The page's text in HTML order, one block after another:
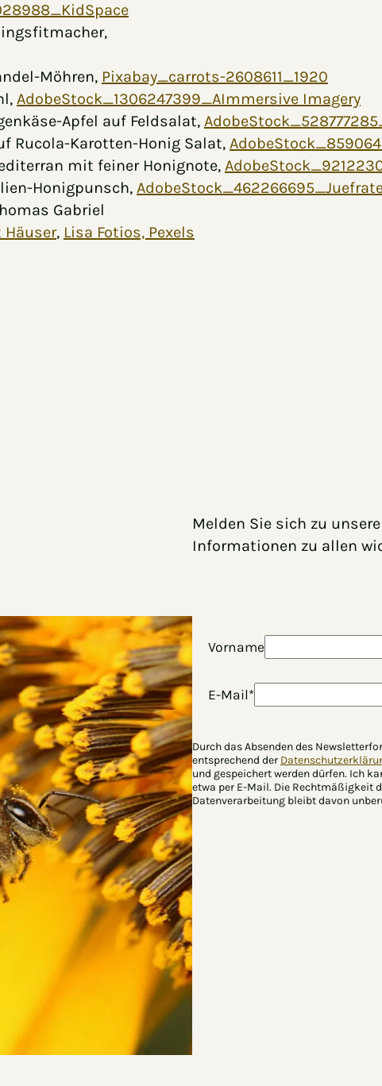
Möhren, Pixabay_carrots-2608611_1920
AdobeStock_1306247399_AImmersive Imagery
Apfel auf Feldsalat,
Rucola-Karotten-Honig Salat,
mit feiner Honignote,
Honigpunsch,
Gabriel
, Lisa Fotios, Pexels
Melden Sie sich zu
Informationen zu allen
Vorname
E-Mail*
Durch das Absenden des
entsprechend der
und gespeichert werden dürfen. Ich
etwa per E-Mail. Die Rechtmäßigkeit
Datenverarbeitung bleibt davon